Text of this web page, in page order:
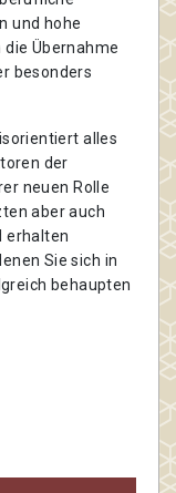
und hohe
Übernahme
besonders
alles
der
neuen Rolle
aber auch
erhalten
Sie sich in
behaupten